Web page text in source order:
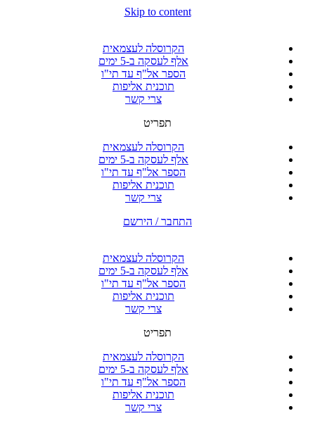
Skip to content
הקרוסלה לעצמאית
אלף לעסקה ב-5 ימים
הספר אל"ף עד תי"ו
תוכנית אליפות
צרי קשר
תפריט
הקרוסלה לעצמאית
אלף לעסקה ב-5 ימים
הספר אל"ף עד תי"ו
תוכנית אליפות
צרי קשר
התחבר / הירשם
הקרוסלה לעצמאית
אלף לעסקה ב-5 ימים
הספר אל"ף עד תי"ו
תוכנית אליפות
צרי קשר
תפריט
הקרוסלה לעצמאית
אלף לעסקה ב-5 ימים
הספר אל"ף עד תי"ו
תוכנית אליפות
צרי קשר